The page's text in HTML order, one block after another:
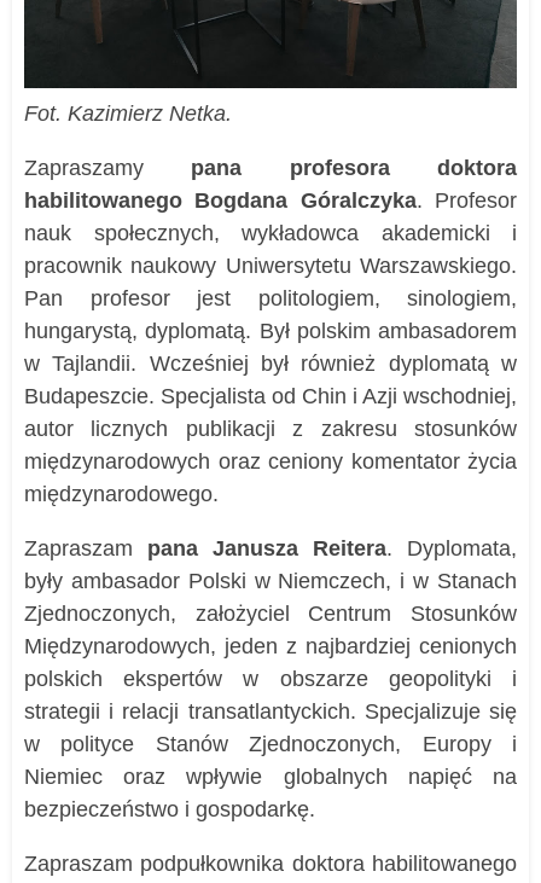
Fot. Kazimierz Netka.
Zapraszamy pana profesora doktora
habilitowanego Bogdana Góralczyka. Profesor
nauk społecznych, wykładowca akademicki i
pracownik naukowy Uniwersytetu Warszawskiego.
Pan profesor jest politologiem, sinologiem,
hungarystą, dyplomatą. Był polskim ambasadorem
w Tajlandii. Wcześniej był również dyplomatą w
Budapeszcie. Specjalista od Chin i Azji wschodniej,
autor licznych publikacji z zakresu stosunków
międzynarodowych oraz ceniony komentator życia
międzynarodowego.
Zapraszam pana Janusza Reitera. Dyplomata,
były ambasador Polski w Niemczech, i w Stanach
Zjednoczonych, założyciel Centrum Stosunków
Międzynarodowych, jeden z najbardziej cenionych
polskich ekspertów w obszarze geopolityki i
strategii i relacji transatlantyckich. Specjalizuje się
w polityce Stanów Zjednoczonych, Europy i
Niemiec oraz wpływie globalnych napięć na
bezpieczeństwo i gospodarkę.
Zapraszam podpułkownika doktora habilitowanego